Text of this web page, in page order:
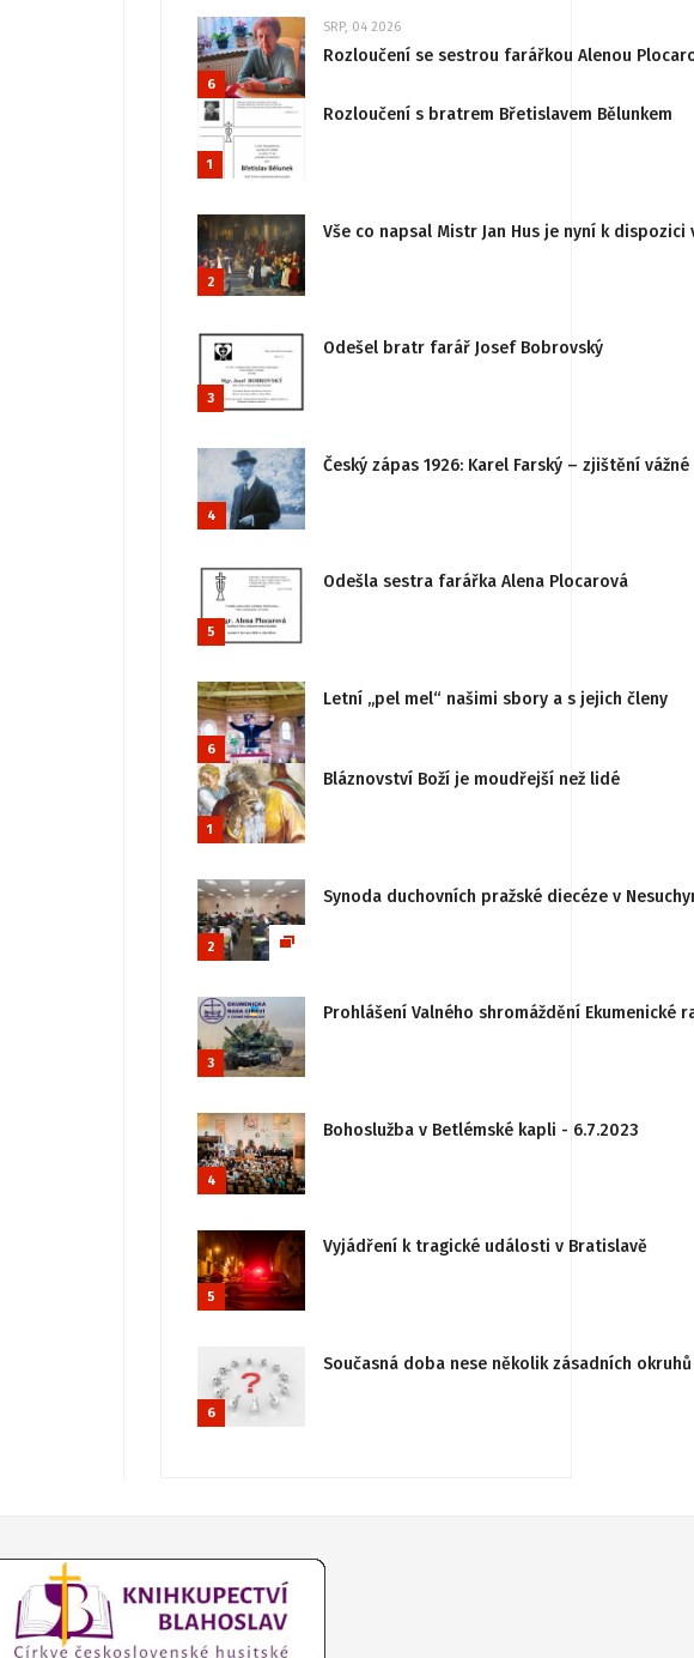
6
SRP, 04 2026
Rozloučení se sestrou farářkou Alenou
1
Rozloučení s bratrem Břetislavem Bělunkem
2
Vše co napsal Mistr Jan Hus je nyní k
3
Odešel bratr farář Josef Bobrovský
4
Český zápas 1926: Karel Farský – zjištění
5
Odešla sestra farářka Alena Plocarová
6
Letní „pel mel“ našimi sbory a s jejich členy
1
Bláznovství Boží je moudřejší než lidé
2
Synoda duchovních pražské diecéze v
3
Prohlášení Valného shromáždění
4
Bohoslužba v Betlémské kapli - 6.7.2023
5
Vyjádření k tragické události v Bratislavě
6
Současná doba nese několik zásadních